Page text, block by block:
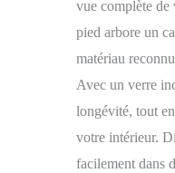
vue complète
pied arbore un
matériau
Avec un verre
longévité, tout
votre intérieur.
facilement dans